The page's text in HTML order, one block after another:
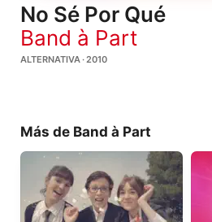
No Sé Por Qué
Band à Part
ALTERNATIVA · 2010
Más de Band à Part